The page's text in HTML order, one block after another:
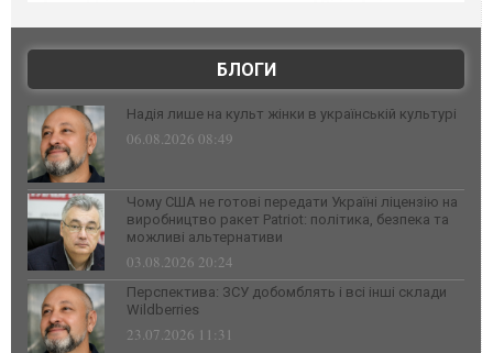
БЛОГИ
Надія лише на культ жінки в українській культурі
06.08.2026 08:49
Чому США не готові передати Україні ліцензію на
виробництво ракет Patriot: політика, безпека та
можливі альтернативи
03.08.2026 20:24
Перспектива: ЗСУ добомблять і всі інші склади
Wildberries
23.07.2026 11:31